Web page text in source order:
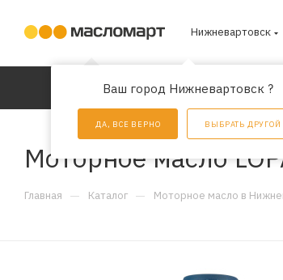
Нижневартовск
Ваш город Нижневартовск ?
ДА, ВСЕ ВЕРНО ВЫБРАТЬ ДРУГОЙ
КАТАЛОГ АКЦИИ
Моторное масло
Главная — Каталог — Моторное масло в